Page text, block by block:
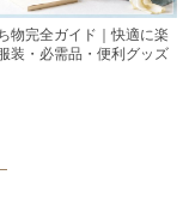
物完全ガイド｜快適に楽
装・必需品・便利グッズ